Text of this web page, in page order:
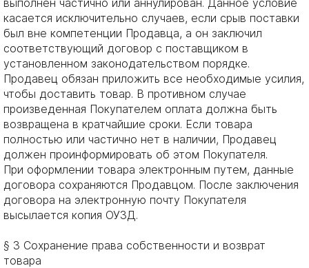
касается исключительно случаев, если срыв поставки
был вне компетенции Продавца, а он заключил
соответствующий договор с поставщиком в
установленном законодательством порядке.
Продавец обязан приложить все необходимые усилия,
чтобы доставить товар. В противном случае
произведенная Покупателем оплата должна быть
возвращена в кратчайшие сроки. Если товара
полностью или частично нет в наличии, Продавец
должен проинформировать об этом Покупателя.
При оформлении товара электронным путем, данные
договора сохраняются Продавцом. После заключения
договора на электронную почту Покупателя
высылается копия ОУЗД.
§ 3 Сохранение права собственности и возврат
товара